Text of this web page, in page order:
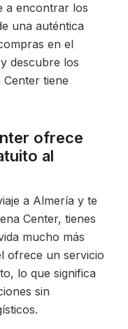
a encontrar los
una auténtica
en el
descubre los
tiene
ofrece
al
a Almería y te
Center, tienes
mucho más
ofrece un servicio
lo que significa
sin